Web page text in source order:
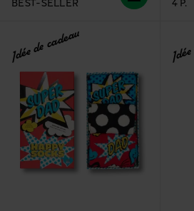
BEST-SELLER
4 P.
Idée de cadeau